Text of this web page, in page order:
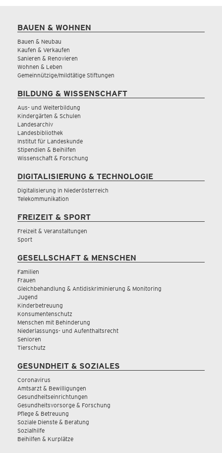
BAUEN & WOHNEN
Bauen & Neubau
Kaufen & Verkaufen
Sanieren & Renovieren
Wohnen & Leben
Gemeinnützige/mildtätige Stiftungen
BILDUNG & WISSENSCHAFT
Aus- und Weiterbildung
Kindergärten & Schulen
Landesarchiv
Landesbibliothek
Institut für Landeskunde
Stipendien & Beihilfen
Wissenschaft & Forschung
DIGITALISIERUNG & TECHNOLOGIE
Digitalisierung in Niederösterreich
Telekommunikation
FREIZEIT & SPORT
Freizeit & Veranstaltungen
Sport
GESELLSCHAFT & MENSCHEN
Familien
Frauen
Gleichbehandlung & Antidiskriminierung & Monitoring
Jugend
Kinderbetreuung
Konsumentenschutz
Menschen mit Behinderung
Niederlassungs- und Aufenthaltsrecht
Senioren
Tierschutz
GESUNDHEIT & SOZIALES
Coronavirus
Amtsarzt & Bewilligungen
Gesundheitseinrichtungen
Gesundheitsvorsorge & Forschung
Pflege & Betreuung
Soziale Dienste & Beratung
Sozialhilfe
Beihilfen & Kurplätze